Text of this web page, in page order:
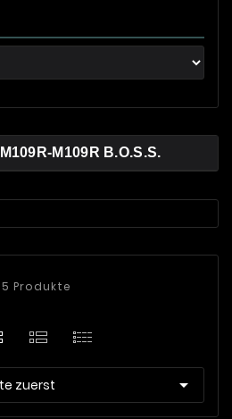
M109R B.O.S.S.
5 Produkte
zuerst 